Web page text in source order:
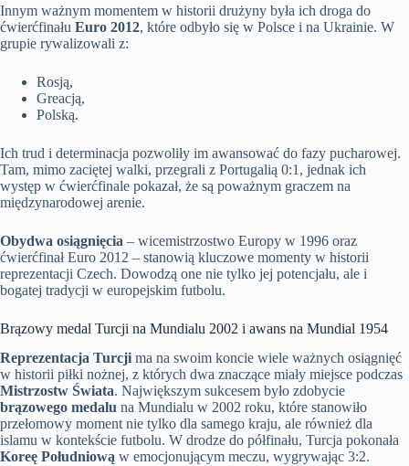
Innym ważnym momentem w historii drużyny była ich droga do
ćwierćfinału Euro 2012, które odbyło się w Polsce i na Ukrainie. W
grupie rywalizowali z:
Rosją,
Greacją,
Polską.
Ich trud i determinacja pozwoliły im awansować do fazy pucharowej.
Tam, mimo zaciętej walki, przegrali z Portugalią 0:1, jednak ich
występ w ćwierćfinale pokazał, że są poważnym graczem na
międzynarodowej arenie.
Obydwa osiągnięcia – wicemistrzostwo Europy w 1996 oraz
ćwierćfinał Euro 2012 – stanowią kluczowe momenty w historii
reprezentacji Czech. Dowodzą one nie tylko jej potencjału, ale i
bogatej tradycji w europejskim futbolu.
Brązowy medal Turcji na Mundialu 2002 i awans na Mundial 1954
Reprezentacja Turcji ma na swoim koncie wiele ważnych osiągnięć
w historii piłki nożnej, z których dwa znaczące miały miejsce podczas
Mistrzostw Świata. Największym sukcesem było zdobycie
brązowego medalu na Mundialu w 2002 roku, które stanowiło
przełomowy moment nie tylko dla samego kraju, ale również dla
islamu w kontekście futbolu. W drodze do półfinału, Turcja pokonała
Koreę Południową w emocjonującym meczu, wygrywając 3:2.